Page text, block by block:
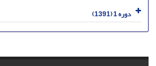
دوره 1 (1391)